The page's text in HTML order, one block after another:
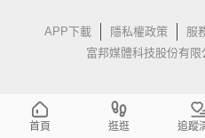
APP下載 隱私權政策 服
富邦媒體科技股份有
首頁 逛逛 追蹤